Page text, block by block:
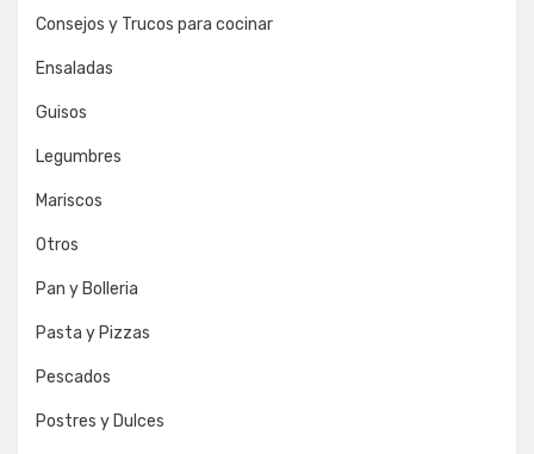
Consejos y Trucos para cocinar
Ensaladas
Guisos
Legumbres
Mariscos
Otros
Pan y Bolleria
Pasta y Pizzas
Pescados
Postres y Dulces